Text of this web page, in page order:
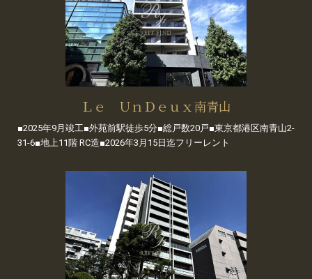
Ｌｅ ＵｎＤｅｕｘ南青山
■2025年9月竣工■外苑前駅徒歩5分■総戸数20戸■東京都港区南青山2-
31-6■地上11階 RC造■2026年3月15日迄フリーレント